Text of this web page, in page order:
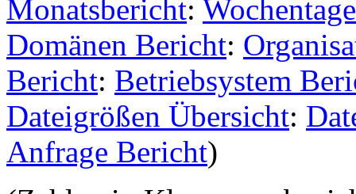
Monatsbericht:
Domänen Bericht:
Bericht: Betriebsystem
Dateigrößen Übersicht:
Anfrage Bericht)